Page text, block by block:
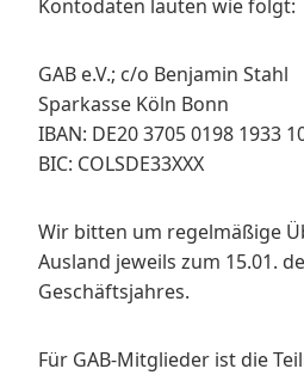
Kontodaten lauten wie folgt:
GAB e.V.; c/o Benjamin Stahl
Sparkasse Köln Bonn
IBAN: DE20 3705 0198 1933
BIC: COLSDE33XXX
Wir bitten um regelmäßige
Ausland jeweils zum 15.01.
Geschäftsjahres.
Für GAB-Mitglieder ist die